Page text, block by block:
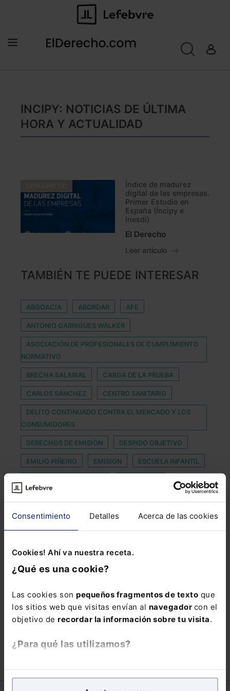
Consentimiento Detalles Acerca de las cookies
Cookies! Ahí va nuestra receta.
¿Qué es una cookie?
Las cookies son pequeños fragmentos de texto que
los sitios web que visitas envían al navegador con el
objetivo de recordar la información sobre tu visita.
¿Para qué las utilizamos?
analíticospara tratar demejorar tu experienciaen
INCIPY: NOTICIAS DE ÚLTIMA
HORA Y ACTUALIDAD
Índice de madurez
digital de las empresas.
Primer Estudio en
España (Íncipy e
Inesdi)
El Derecho
Leer artículo
TAMBIÉN TE PUEDE INTERESAR
ABGOACÍA ABORDAR AFE
ANTONIO GARRIGUES WALKER
ASOCIACIÓN DE PROFESIONALES DE CUMPLIMIENTO
NORMATIVO
BRECHA SALARIAL CARGA DE LA PRUEBA
CARLOS SÁNCHEZ CENTRO SANITARIO
DELITO CONTINUADO CONTRA EL MERCADO Y LOS
CONSUMIDORES
DERECHOS DE EMISIÓN DESPIDO OBJETIVO
EMILIO PIÑEIRO EMISION ESCUELA INFANTIL
LEY DE VIVIENDA LEY TRANS LGDCU
MEDIDAS LABORALES Y DE SEGURIDAD SOCIAL
MIGUEL ÁNGEL CAÑADA
SISTEMA TRIBUTARIO
SUSPENSIÓN DE ELECCIONES